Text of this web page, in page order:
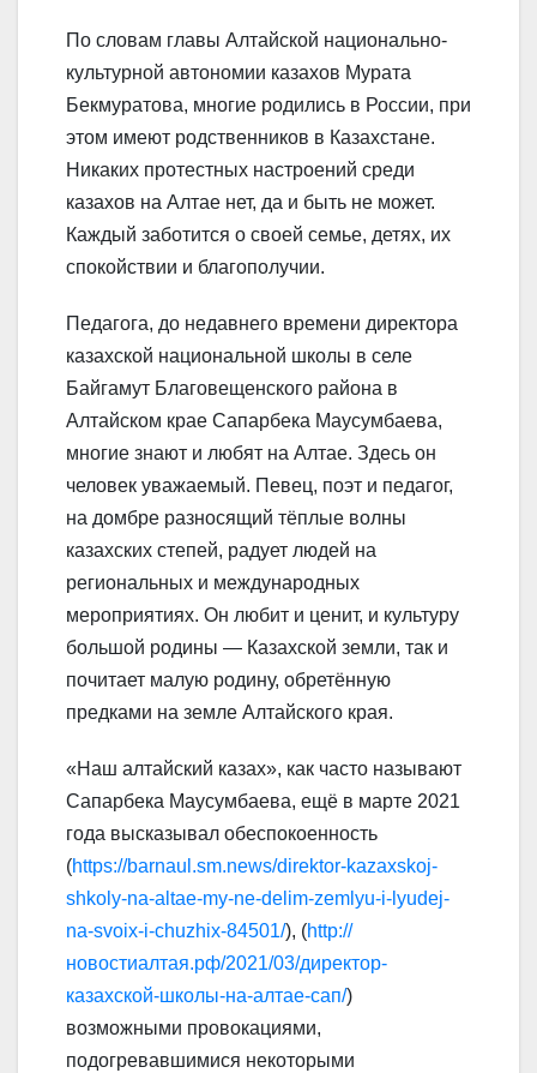
По словам главы Алтайской национально-
культурной автономии казахов Мурата
Бекмуратова, многие родились в России, при
этом имеют родственников в Казахстане.
Никаких протестных настроений среди
казахов на Алтае нет, да и быть не может.
Каждый заботится о своей семье, детях, их
спокойствии и благополучии.
Педагога, до недавнего времени директора
казахской национальной школы в селе
Байгамут Благовещенского района в
Алтайском крае Сапарбека Маусумбаева,
многие знают и любят на Алтае. Здесь он
человек уважаемый. Певец, поэт и педагог,
на домбре разносящий тёплые волны
казахских степей, радует людей на
региональных и международных
мероприятиях. Он любит и ценит, и культуру
большой родины — Казахской земли, так и
почитает малую родину, обретённую
предками на земле Алтайского края.
«Наш алтайский казах», как часто называют
Сапарбека Маусумбаева, ещё в марте 2021
года высказывал обеспокоенность
(https://barnaul.sm.news/direktor-kazaxskoj-
shkoly-na-altae-my-ne-delim-zemlyu-i-lyudej-
na-svoix-i-chuzhix-84501/), (http://
новостиалтая.рф/2021/03/директор-
казахской-школы-на-алтае-сап/)
возможными провокациями,
подогревавшимися некоторыми